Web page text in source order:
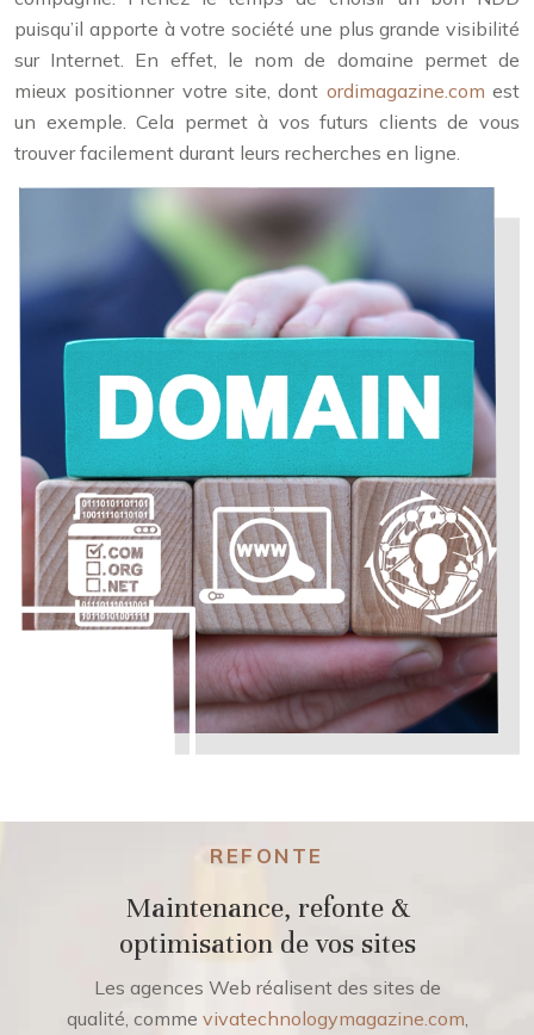
puisqu’il apporte à votre société une plus grande visibilité
sur Internet. En effet, le nom de domaine permet de
mieux positionner votre site, dont ordimagazine.com est
un exemple. Cela permet à vos futurs clients de vous
trouver facilement durant leurs recherches en ligne.
REFONTE
Maintenance, refonte &
optimisation de vos sites
Les agences Web réalisent des sites de
qualité, comme vivatechnologymagazine.com